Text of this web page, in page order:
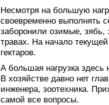
Несмотря на большую
своевременно выполнять
заборонили озимые,
травах. На начало
гектаров.
А большая нагрузка
В хозяйстве давно нет
инженера, зоотехника.
самой все вопросы.